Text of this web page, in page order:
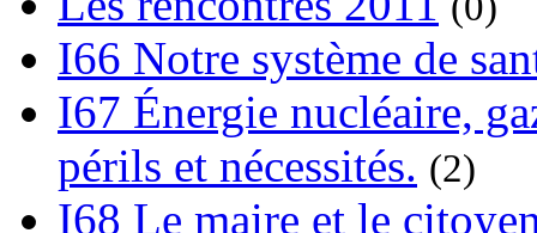
I66 Notre système de
I67 Énergie nucléaire,
périls et nécessités. (2)
I68 Le maire et le